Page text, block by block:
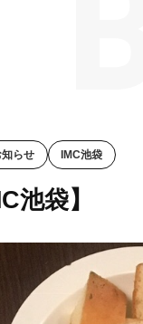
知らせ IMC池袋
池袋】